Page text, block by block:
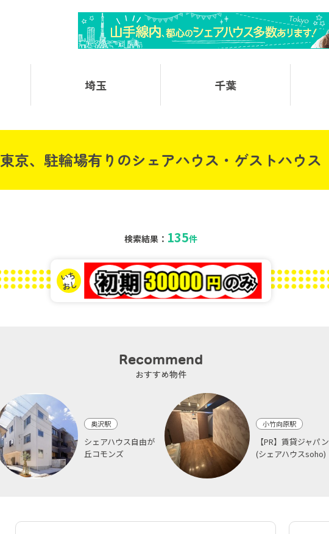
埼玉 千葉
東京、駐輪場有りのシェアハウス・ゲストハウス
検索結果： 135件
Recommend
おすすめ物件
奥沢駅
シェアハウス自由が
丘コモンズ
小竹向原駅
【PR】賃貸ジャパン
(シェアハウスsoho)